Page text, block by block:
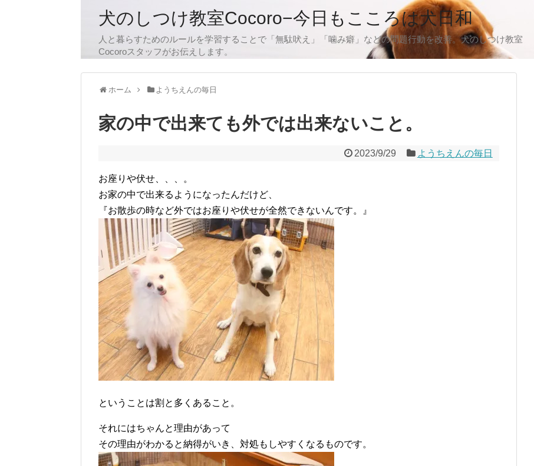
犬のしつけ教室Cocoro−今日もこころは犬日和
人と暮らすためのルールを学習することで「無駄吠え」「噛み癖」などの問題行動を改善。犬のしつけ教室
Cocoroスタッフがお伝えします。
ホーム ようちえんの毎日
家の中で出来ても外では出来ないこと。
2023/9/29 ようちえんの毎日
お座りや伏せ、、、。
お家の中で出来るようになったんだけど、
『お散歩の時など外ではお座りや伏せが全然できないんです。』
ということは割と多くあること。
それにはちゃんと理由があって
その理由がわかると納得がいき、対処もしやすくなるものです。